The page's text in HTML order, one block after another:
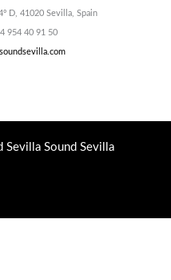
D, 41020 Sevilla, Spain
954 40 91 50
Sound Sevilla